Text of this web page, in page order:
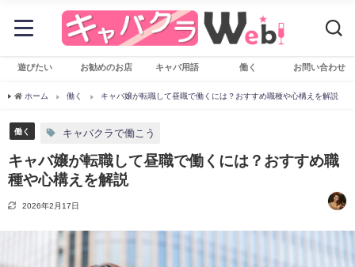
遊びたい お勧めのお店 キャバ用語 働く お問い合わせ
ホーム 働く キャバ嬢が転職して昼職で働くには？おすすめ職種や心構えを解説
働く キャバクラで働こう
キャバ嬢が転職して昼職で働くには？おすすめ職
種や心構えを解説
2026年2月17日